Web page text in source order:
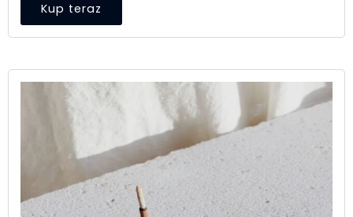
Kup teraz